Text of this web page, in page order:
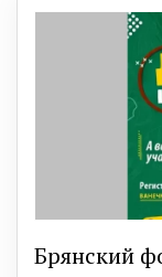
Брянский